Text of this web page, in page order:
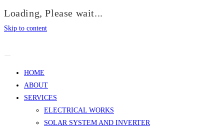
Loading, Please wait...
Skip to content
HOME
ABOUT
SERVICES
ELECTRICAL WORKS
SOLAR SYSTEM AND INVERTER